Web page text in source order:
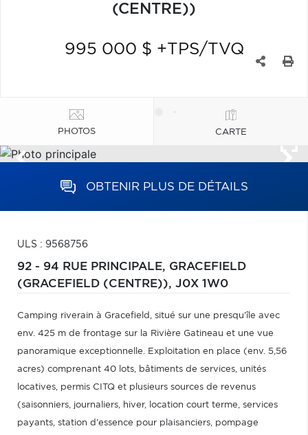
(CENTRE))
995 000 $ +TPS/TVQ
PHOTOS CARTE
OBTENIR PLUS DE DÉTAILS
ULS : 9568756
92 - 94 RUE PRINCIPALE, GRACEFIELD
(GRACEFIELD (CENTRE)), J0X 1W0
Camping riverain à Gracefield, situé sur une presqu'île avec
env. 425 m de frontage sur la Rivière Gatineau et une vue
panoramique exceptionnelle. Exploitation en place (env. 5,56
acres) comprenant 40 lots, bâtiments de services, unités
locatives, permis CITQ et plusieurs sources de revenus
(saisonniers, journaliers, hiver, location court terme, services
payants, station d'essence pour plaisanciers, pompage